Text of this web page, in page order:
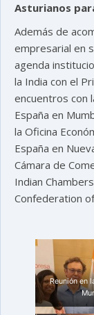
Asturianos
Además de
empresarial en
agenda
la India con el
encuentros con
España en
la Oficina
España en
Cámara de
Indian
Confederation
Reunión en